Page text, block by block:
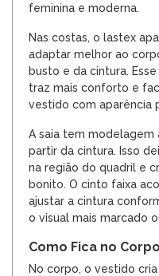
feminina e moderna.
Nas costas, o lastex
adaptar melhor ao
busto e da cintura.
traz mais conforto e
vestido com aparência
A saia tem
partir da cintura. Isso
na região do quadril e
bonito. O cinto faixa
ajustar a cintura
o visual mais marcado
Como Fica no Corpo
No corpo, o vestido